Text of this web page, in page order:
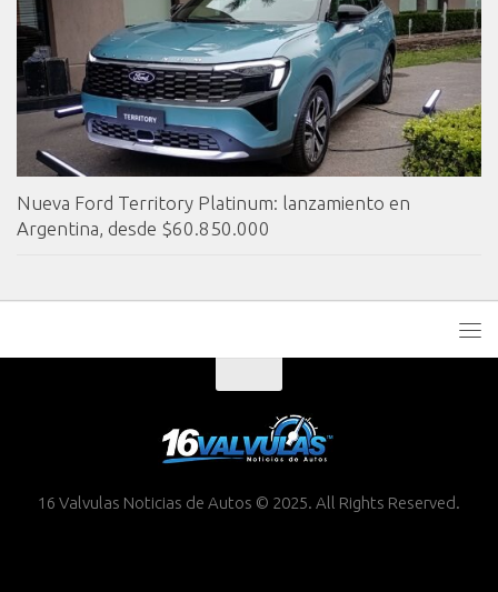
Nueva Ford Territory Platinum: lanzamiento en
Argentina, desde $60.850.000
16 Valvulas Noticias de Autos © 2025. All Rights Reserved.